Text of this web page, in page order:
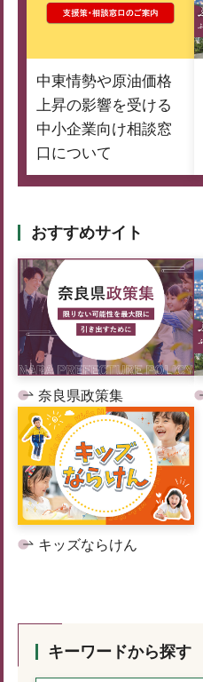
中東情勢や原油価格
上昇の影響を受ける
中小企業向け相談窓
口について
おすすめサイト
奈良県政策集
キッズならけん
キーワードから探す